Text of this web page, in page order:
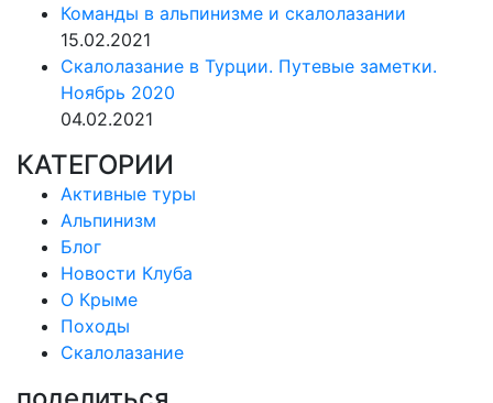
Команды в альпинизме и скалолазании
15.02.2021
Скалолазание в Турции. Путевые заметки.
Ноябрь 2020
04.02.2021
КАТЕГОРИИ
Активные туры
Альпинизм
Блог
Новости Клуба
О Крыме
Походы
Скалолазание